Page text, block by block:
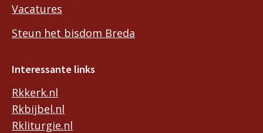
Vacatures
Steun het bisdom Breda
Interessante links
Rkkerk.nl
Rkbijbel.nl
Rkliturgie.nl